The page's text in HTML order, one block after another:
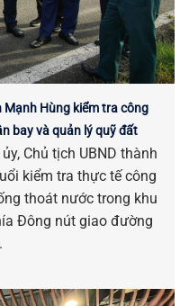
Mạnh Hùng kiểm tra công
bay và quản lý quỹ đất
Chủ tịch UBND thành
kiểm tra thực tế công
thoát nước trong khu
Đông nút giao đường